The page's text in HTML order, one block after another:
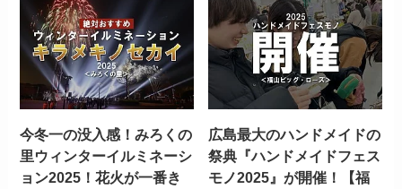
今冬一の没入感！みろくの
里ウィンターイルミネーシ
ョン2025！花火が一番き
広島最大のハンドメイドの
祭典『ハンドメイドフェス
モノ2025』が開催！【福